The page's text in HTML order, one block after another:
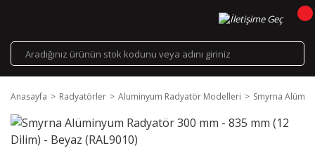
Anasayfa Radyatörler Aluminyum Radyatör Modelleri Smyrna